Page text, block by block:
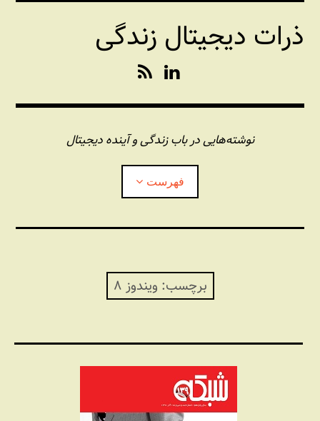
رفتن
محتواذرات دیجیتال زندگی
n
k
e
d
I
n
S
نوشته‌هایی در باب زندگی و آینده دیجیتال
فهرست
برچسب: ویندوز ۸